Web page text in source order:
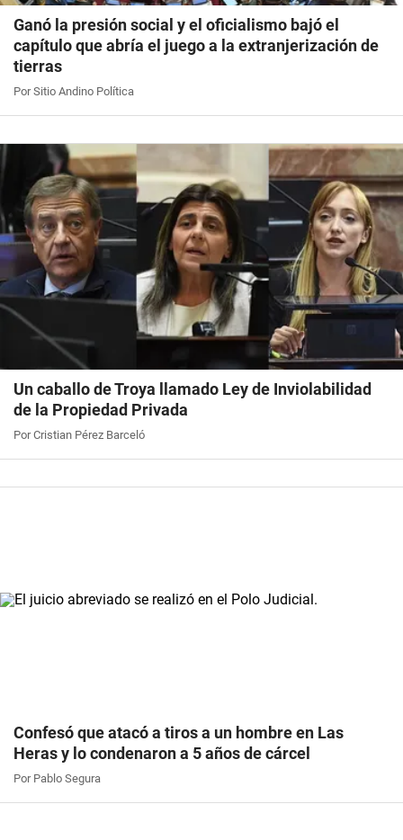
Ganó la presión social y el oficialismo bajó el
capítulo que abría el juego a la extranjerización de
tierras
Por Sitio Andino Política
Un caballo de Troya llamado Ley de Inviolabilidad
de la Propiedad Privada
Por Cristian Pérez Barceló
Confesó que atacó a tiros a un hombre en Las
Heras y lo condenaron a 5 años de cárcel
Por Pablo Segura